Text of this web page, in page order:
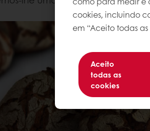
cookies, incluindo
em “Aceito todas
Aceito
todas as
cookies